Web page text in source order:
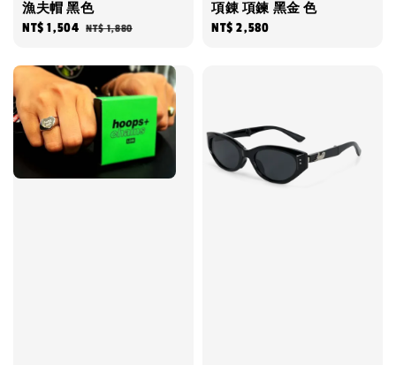
漁夫帽 黑色
Sale
NT$ 1,504 Regular
NT$ 1,880
項錬 項鍊 黑金 色
Regular
NT$ 2,580